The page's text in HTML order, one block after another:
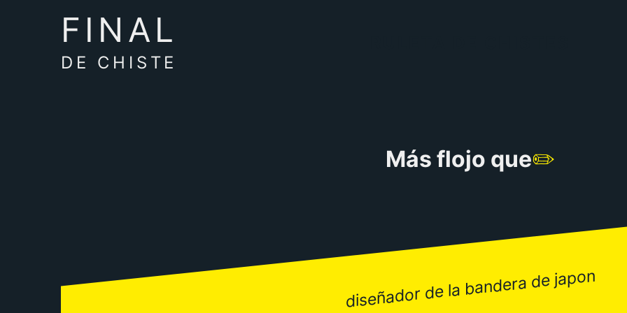
FINAL
DE CHISTE
Más flojo que✏️
diseñador de la bandera de japon